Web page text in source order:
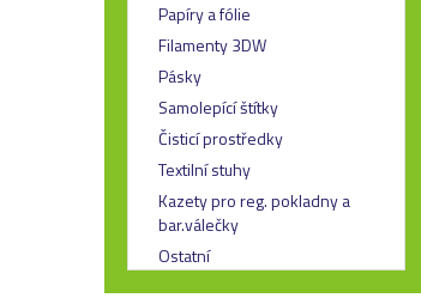
Papíry a fólie
Filamenty 3DW
Pásky
Samolepící štítky
Čisticí prostředky
Textilní stuhy
Kazety pro reg. pokladny a
bar.válečky
Ostatní